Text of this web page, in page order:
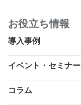
お役立ち情報
導入事例
イベント・セミナー
コラム